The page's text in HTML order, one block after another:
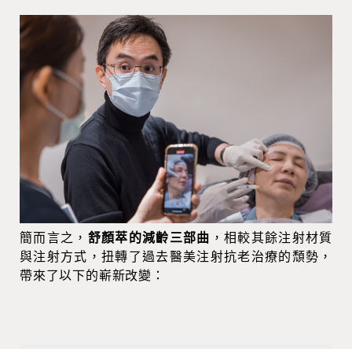
簡而言之， 舒顏萃的減齡三部曲 ，相較其餘注射材質
與注射方式，扭轉了過去醫美注射抗老治療的頹勢，
帶來了以下的嶄新改變：